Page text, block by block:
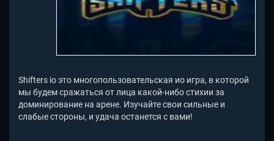
Shifters io это многопользовательская ио игра, в которой
мы будем сражаться от лица какой-нибо стихии за
доминирование на арене. Изучайте свои сильные и
слабые стороны, и удача останется с вами!